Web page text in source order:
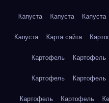
Капуста Капуста Капуста
Капуста Карта сайта
Картофель Картофель
Картофель Картофель
Картофель Картофель